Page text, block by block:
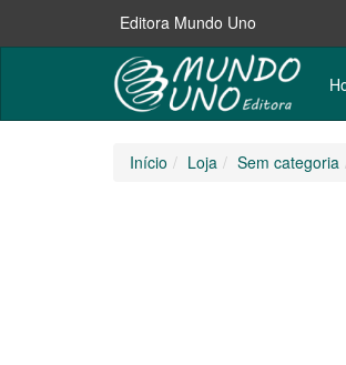
Editora Mundo Uno
Início Loja Sem categoria